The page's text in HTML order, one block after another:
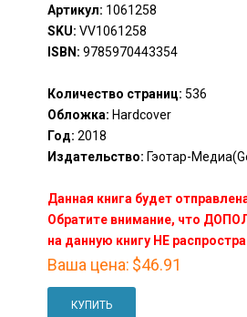
Артикул: 1061258
SKU: VV1061258
ISBN: 9785970443354
Количество страниц: 536
Обложка: Hardcover
Год: 2018
Издательство: Гэотар-
Данная книга будет
Обратите внимание, что
на данную книгу НЕ
Ваша цена: $46.91
КУПИТЬ